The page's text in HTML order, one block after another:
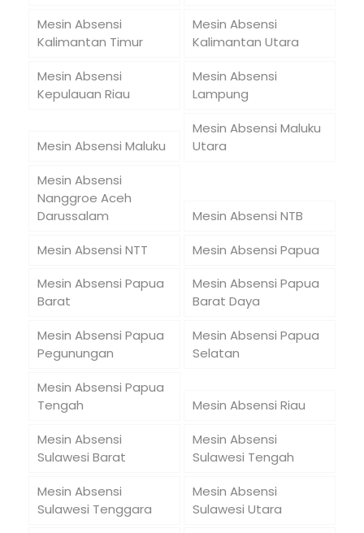
Mesin Absensi
Kalimantan Timur
Mesin Absensi
Kalimantan Utara
Mesin Absensi
Kepulauan Riau
Mesin Absensi
Lampung
Mesin Absensi Maluku
Mesin Absensi Maluku
Utara
Mesin Absensi
Nanggroe Aceh
Darussalam
Mesin Absensi NTB
Mesin Absensi NTT
Mesin Absensi Papua
Mesin Absensi Papua
Barat
Mesin Absensi Papua
Barat Daya
Mesin Absensi Papua
Pegunungan
Mesin Absensi Papua
Selatan
Mesin Absensi Papua
Tengah
Mesin Absensi Riau
Mesin Absensi
Sulawesi Barat
Mesin Absensi
Sulawesi Tengah
Mesin Absensi
Sulawesi Tenggara
Mesin Absensi
Sulawesi Utara